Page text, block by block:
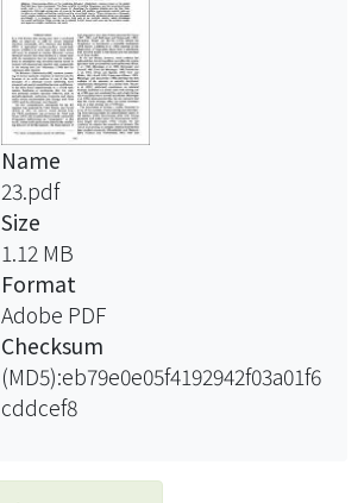
Name
23.pdf
Size
1.12 MB
Format
Adobe PDF
Checksum
(MD5):eb79e0e05f4192942f03a01f6
cddcef8